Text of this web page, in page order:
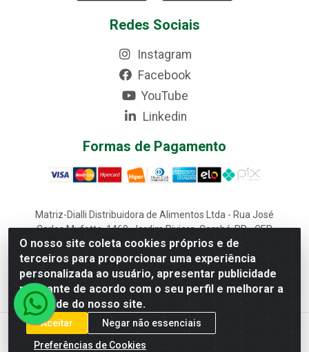
O nosso site coleta cookies próprios e de
terceiros para proporcionar uma experiência
personalizada ao usuário, apresentar publicidade
relevante de acordo com o seu perfil e melhorar a
qualidade do nosso site.
Aceitar
Negar não essenciais
Preferências de Cookies
Redes Sociais
Instagram
Facebook
YouTube
Linkedin
Formas de Pagamento
Matriz-Dialli Distribuidora de Alimentos Ltda - Rua José
Carlos Mufatto, 1460, Jardim Riviera, Cambé-PR - CEP
86187-025 - CNPJ 02.611.870/0001-22
Filial-Dialli Distribuidora de Alimentos Ltda - Rua Lagoa
Saquarema, 1241 - Morumbi, Cascavel-PR - CEP 85817-643 -
CNPJ 02.611.870/0002-03